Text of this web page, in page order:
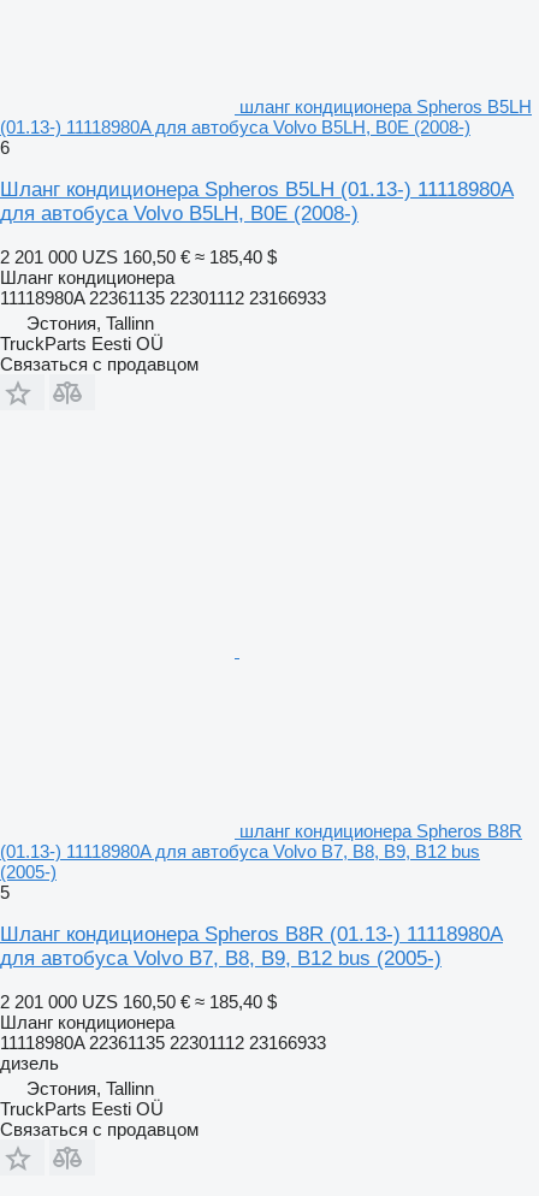
шланг кондиционера Spheros B5LH
(01.13-) 11118980A для автобуса Volvo B5LH, B0E (2008-)
6
Шланг кондиционера Spheros B5LH (01.13-) 11118980A
для автобуса Volvo B5LH, B0E (2008-)
2 201 000 UZS 160,50 € ≈ 185,40 $
Шланг кондиционера
11118980A 22361135 22301112 23166933
Эстония, Tallinn
TruckParts Eesti OÜ
Связаться с продавцом
шланг кондиционера Spheros B8R
(01.13-) 11118980A для автобуса Volvo B7, B8, B9, B12 bus
(2005-)
5
Шланг кондиционера Spheros B8R (01.13-) 11118980A
для автобуса Volvo B7, B8, B9, B12 bus (2005-)
2 201 000 UZS 160,50 € ≈ 185,40 $
Шланг кондиционера
11118980A 22361135 22301112 23166933
дизель
Эстония, Tallinn
TruckParts Eesti OÜ
Связаться с продавцом